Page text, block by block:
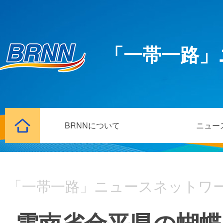
「一帯一路
BRNNについて ニュー
「一帯一路」ニュースネットワ